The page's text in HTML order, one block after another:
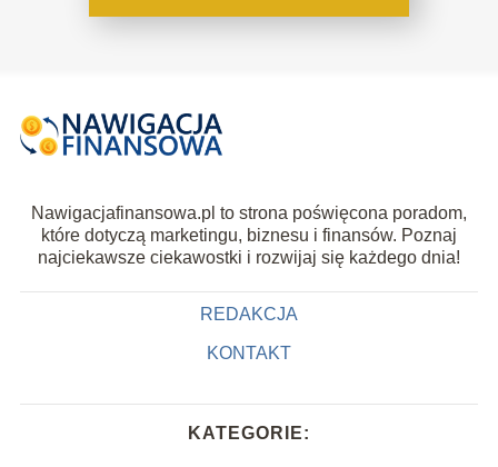
Nawigacjafinansowa.pl to strona poświęcona poradom,
które dotyczą marketingu, biznesu i finansów. Poznaj
najciekawsze ciekawostki i rozwijaj się każdego dnia!
REDAKCJA
KONTAKT
KATEGORIE: